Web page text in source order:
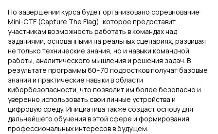
По завершении курса будет организовано соревнование
Mini-CTF (Capture The Flag), которое предоставит
участникам возможность работать в командах над
заданиями, основанными на реальных сценариях, развивая
не только технические знания, но и навыки командной
работы, аналитического мышления и решения задач. В
результате программы 60–70 подростков получат базовые
знания и практические навыки в области
кибербезопасности, что позволит им более безопасно и
уверенно использовать свои личные устройства и
цифровую среду. Инициатива также создаст основу для
дальнейшего обучения в этой сфере и формирования
профессиональных интересов в будущем.